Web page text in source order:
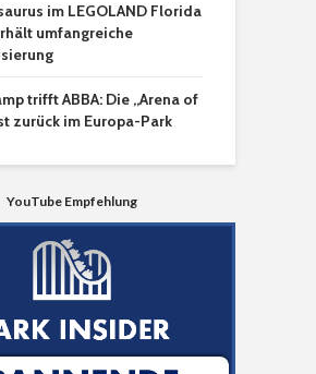
im LEGOLAND Florida
umfangreiche
trifft ABBA: Die „Arena of
zurück im Europa-Park
YouTube Empfehlung